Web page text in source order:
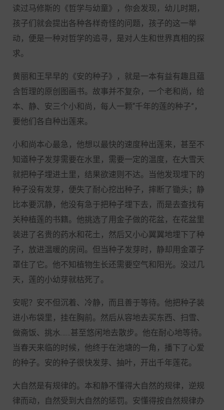
读过马修斯的《哲学与幼童》，你会发现，幼儿时期，
孩子们就会提出各种各样奇怪的问题，孩子的这一举
动，便是一种对哲学的追寻，是对人生和世界真相的探
求。
黄丽和王早早的《安的种子》，就是一本有益有趣且蕴
含哲理的原创图画书。故事并不复杂，一个老和尚，给
本、静、安三个小和尚，每人一颗“千年的莲的种子”，
要他们各自种出莲来。
小和尚本心最急，他想以最快的速度种出莲来，甚至不
知道种子发芽需要在水里，需要一定的温度，在大雪天
就把种子埋进土里，结果欲速则不达。当他发现埋下的
种子没有发芽，便失了耐心挖出种子，摔断了锄头；静
比本要沉静，他没有急于把种子埋下去，而是去查找有
关种植莲的书籍。他挑选了用金子做的花盆，在花盆里
装进了名贵的药水和花土，然后又小心翼翼地埋下了种
子，放进温暖的房间。但当种子发芽时，静却用金罩子
罩住了它。他不知植物生长还需要空气和阳光。没过几
天，莲的小幼芽就枯死了。
安呢？安不但沉着、冷静，而且善于等待。他把种子装
进小布袋里，挂在胸前。然后从容地去买东西、扫雪、
做斋饭、挑水……甚至悠闲地去散步。他在耐心地等待。
当春天来临的时候，他终于在池塘的一角，播下了心爱
的种子。安的种子很快发芽、抽叶，开出千年莲花。
大自然是有规律的。本和静不懂得大自然的规律，逆规
律而动，自然受到大自然的惩罚。安懂得按自然规律办